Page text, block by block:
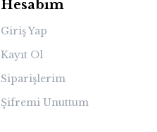
Hesabım
Giriş Yap
Kayıt Ol
Siparişlerim
Şifremi Unuttum